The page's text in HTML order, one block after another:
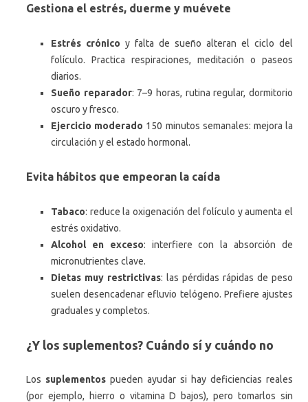
Gestiona el estrés, duerme y muévete
Estrés crónico y falta de sueño alteran el ciclo del
folículo. Practica respiraciones, meditación o paseos
diarios.
Sueño reparador: 7–9 horas, rutina regular, dormitorio
oscuro y fresco.
Ejercicio moderado 150 minutos semanales: mejora la
circulación y el estado hormonal.
Evita hábitos que empeoran la caída
Tabaco: reduce la oxigenación del folículo y aumenta el
estrés oxidativo.
Alcohol en exceso: interfiere con la absorción de
micronutrientes clave.
Dietas muy restrictivas: las pérdidas rápidas de peso
suelen desencadenar efluvio telógeno. Prefiere ajustes
graduales y completos.
¿Y los suplementos? Cuándo sí y cuándo no
Los suplementos pueden ayudar si hay deficiencias reales
(por ejemplo, hierro o vitamina D bajos), pero tomarlos sin